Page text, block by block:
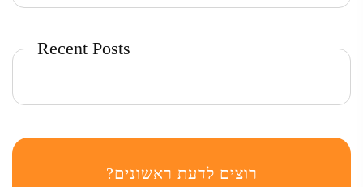
Recent Posts
רוצים לדעת ראשונים?